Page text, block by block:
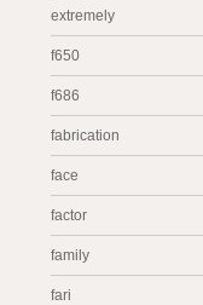
extremely
f650
f686
fabrication
face
factor
family
fari